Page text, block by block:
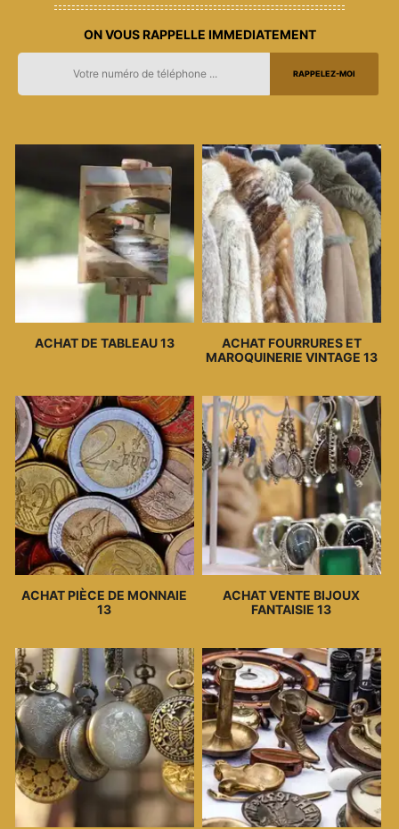
ON VOUS RAPPELLE IMMEDIATEMENT
ACHAT DE TABLEAU 13
ACHAT FOURRURES ET
MAROQUINERIE VINTAGE 13
ACHAT PIÈCE DE MONNAIE
13
ACHAT VENTE BIJOUX
FANTAISIE 13